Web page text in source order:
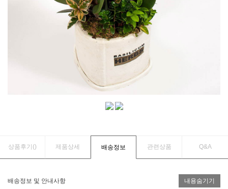
상품후기() 제품상세 배송정보 관련상품 Q&A
배송정보 및 안내사항 내용숨기기